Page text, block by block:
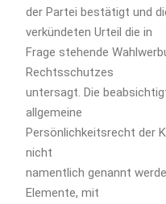
der Partei bestätigt und
verkündeten Urteil die in
Frage stehende
Rechtsschutzes
untersagt. Die
allgemeine
Persönlichkeitsrecht der
nicht
namentlich genannt
Elemente, mit